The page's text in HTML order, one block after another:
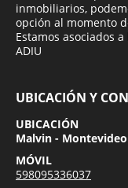
inmobiliarios,
opción al momento
Estamos asociados
ADIU
UBICACIÓN Y
UBICACIÓN
Malvin -
MÓVIL
598095336037